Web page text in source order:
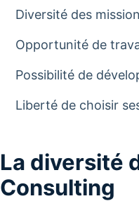
Diversité des
Opportunité de
Possibilité de
Liberté de choisir
La diversité
Consulting